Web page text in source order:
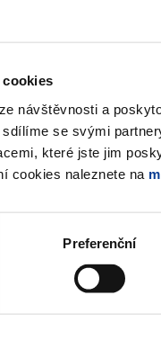
cookies
návštěvnosti a
se svými
které jste jim
cookies naleznete na
Preferenční